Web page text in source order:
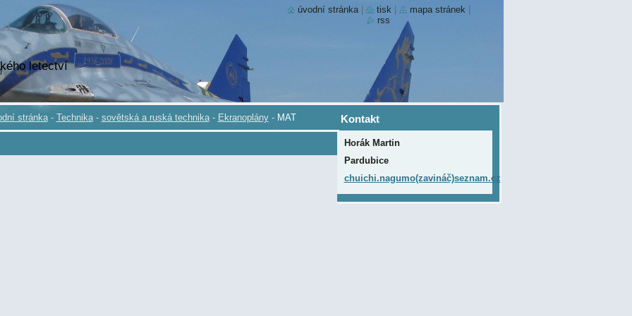
letectví
stránka - Technika - sovětská a ruská technika - Ekranoplány - MAT Kontakt
Horák Martin
Pardubice
chuichi.nagumo(zavináč)seznam.cz
úvodní stránka tisk mapa stránek
rss